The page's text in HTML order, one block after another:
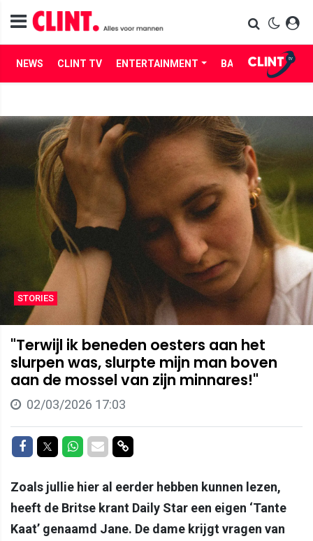
NEWS CLINT TV ENTERTAINMENT BABES LIFE
STORIES
"Terwijl ik beneden oesters aan het
slurpen was, slurpte mijn man boven
aan de mossel van zijn minnares!"
02/03/2026 17:03
Delen op Facebook
Delen op Twitter
Delen op Whatsapp
Delen via Mail
Delen via link
Zoals jullie hier al eerder hebben kunnen lezen,
heeft de Britse krant Daily Star een eigen ‘Tante
Kaat’ genaamd Jane. De dame krijgt vragen van